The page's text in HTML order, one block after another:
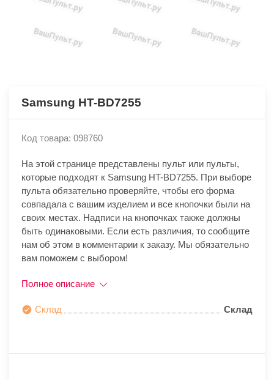
Samsung HT-BD7255
Код товара: 098760
На этой странице представлены пульт или пульты,
которые подходят к Samsung HT-BD7255. При выборе
пульта обязательно проверяйте, чтобы его форма
совпадала с вашим изделием и все кнопочки были на
своих местах. Надписи на кнопочках также должны
быть одинаковыми. Если есть различия, то сообщите
нам об этом в комментарии к заказу. Мы обязательно
вам поможем с выбором!
Полное описание
Склад Склад